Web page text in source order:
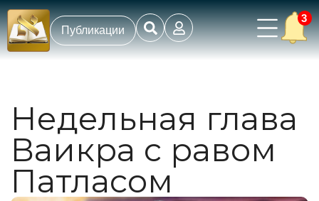
Публикации
3
Недельная глава
Ваикра с равом
Патласом